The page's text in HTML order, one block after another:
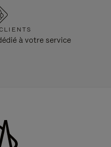
à votre service